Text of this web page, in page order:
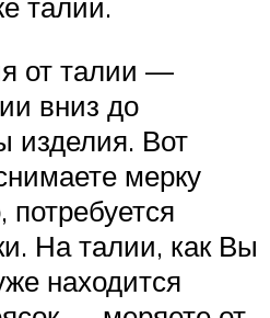
от талии —
вниз до
изделия. Вот
мерку
потребуется
На талии, как Вы
находится